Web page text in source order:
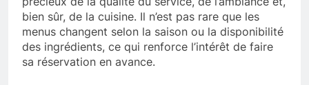
bien sûr, de la cuisine. Il n’est pas rare que les
menus changent selon la saison ou la disponibilité
des ingrédients, ce qui renforce l’intérêt de faire
sa réservation en avance.